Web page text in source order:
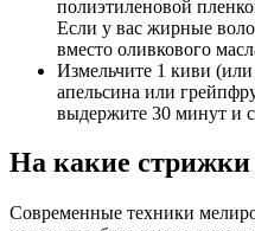
полиэтиленовой
Если у вас жирные
вместо оливкового
Измельчите 1 киви
апельсина или
выдержите 30 минут и
На какие стрижки
Современные техники